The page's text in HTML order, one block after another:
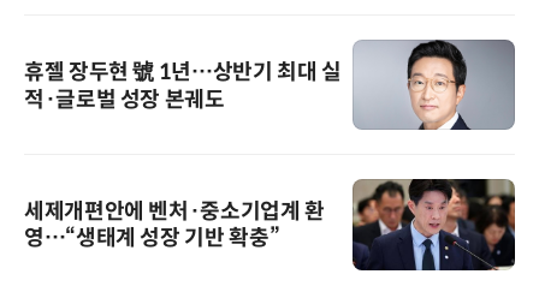
휴젤 장두현 號 1년…상반기 최대 실
적·글로벌 성장 본궤도
세제개편안에 벤처·중소기업계 환
영…“생태계 성장 기반 확충”